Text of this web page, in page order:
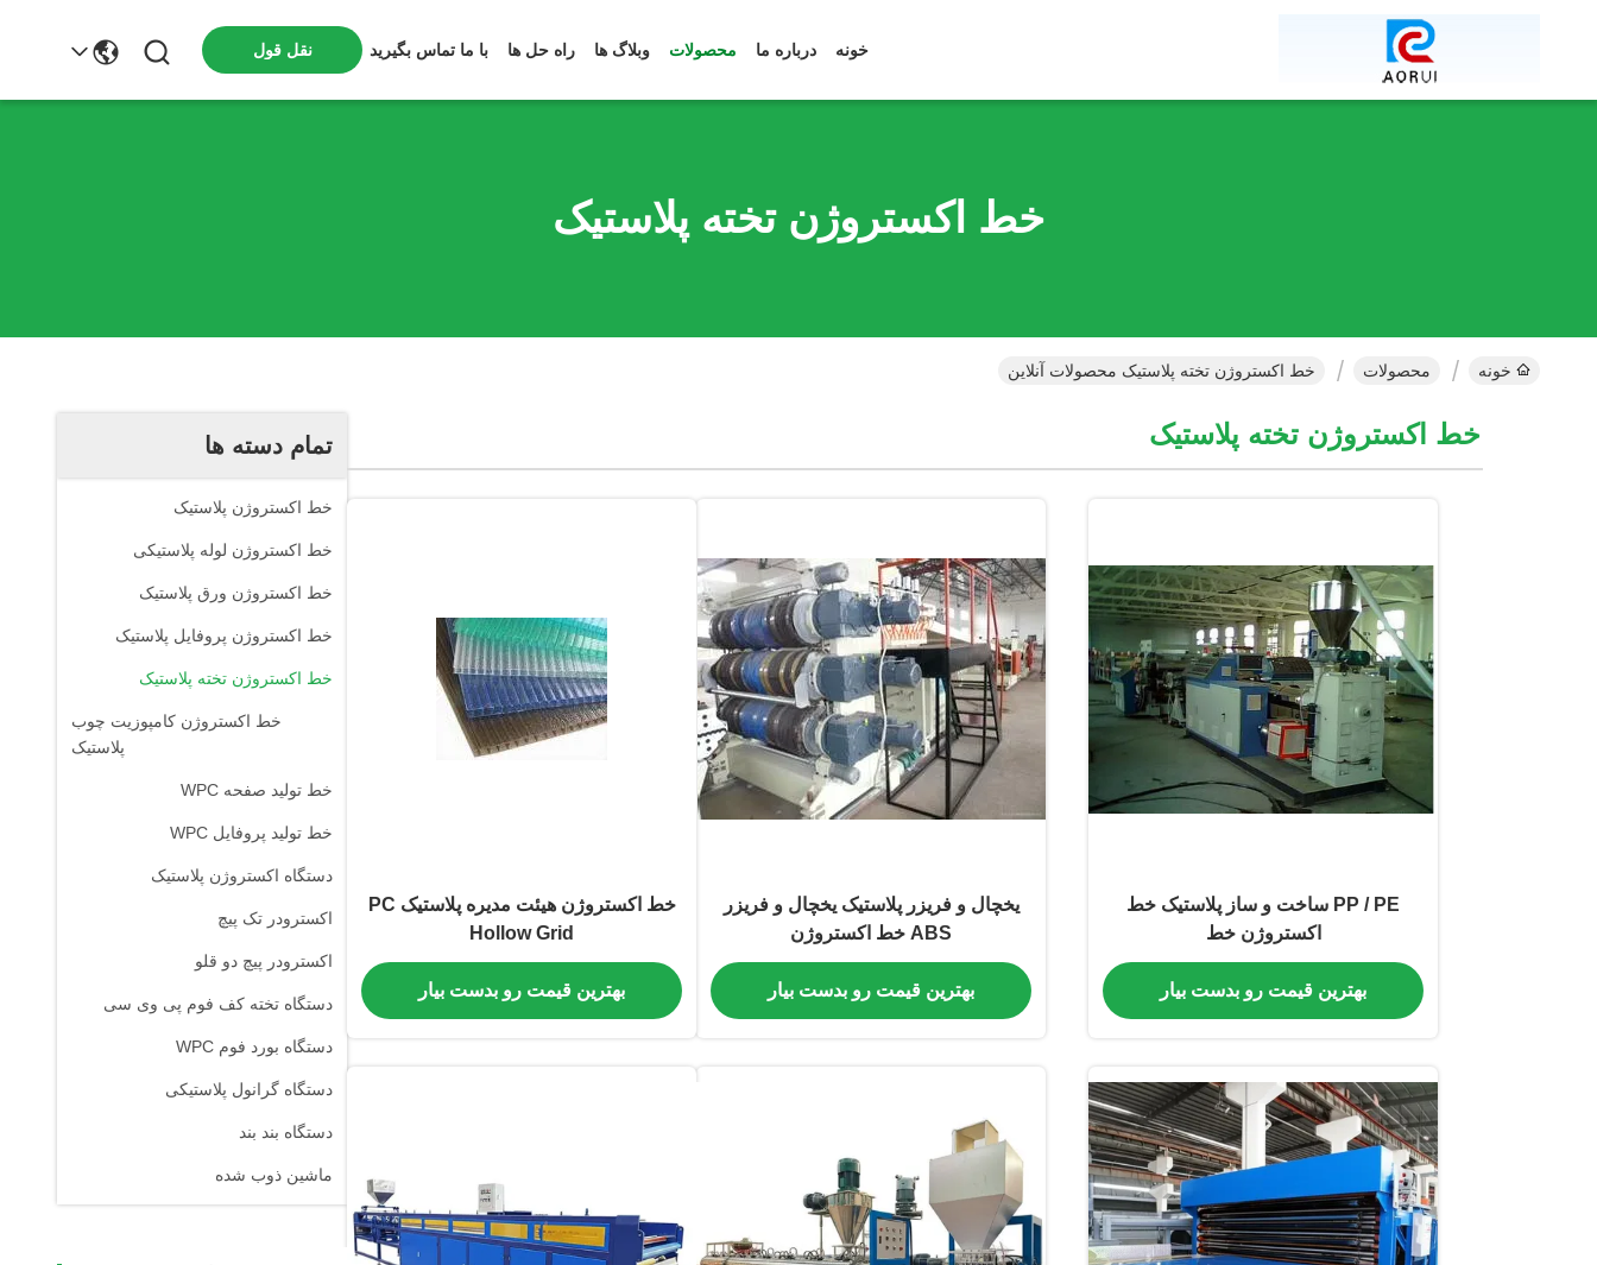
خونه درباره ما محصولات وبلاگ ها راه حل ها با ما تماس بگیرید نقل قول
خط اکستروژن تخته پلاستیک
خونه محصولات خط اکستروژن تخته پلاستیک محصولات آنلاین
تمام دسته ها
خط اکستروژن پلاستیک
خط اکستروژن لوله پلاستیکی
خط اکستروژن ورق پلاستیک
خط اکستروژن پروفایل پلاستیک
خط اکستروژن تخته پلاستیک
خط اکستروژن کامپوزیت چوب
پلاستیک
خط تولید صفحه WPC
خط تولید پروفایل WPC
دستگاه اکستروژن پلاستیک
اکسترودر تک پیچ
اکسترودر پیچ دو قلو
دستگاه تخته کف فوم پی وی سی
دستگاه بورد فوم WPC
دستگاه گرانول پلاستیکی
دستگاه بند بند
ماشین ذوب شده
خط اکستروژن تخته پلاستیک
PP / PE ساخت و ساز پلاستیک خط
اکستروژن خط
بهترین قیمت رو بدست بیار
یخچال و فریزر پلاستیک یخچال و فریزر
ABS خط اکستروژن
بهترین قیمت رو بدست بیار
خط اکستروژن هیئت مدیره پلاستیک PC
Hollow Grid
بهترین قیمت رو بدست بیار